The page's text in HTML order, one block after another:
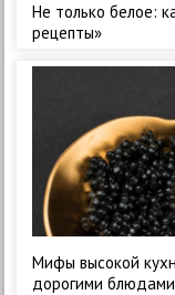
Не только белое:
рецепты»
Мифы высокой
дорогими